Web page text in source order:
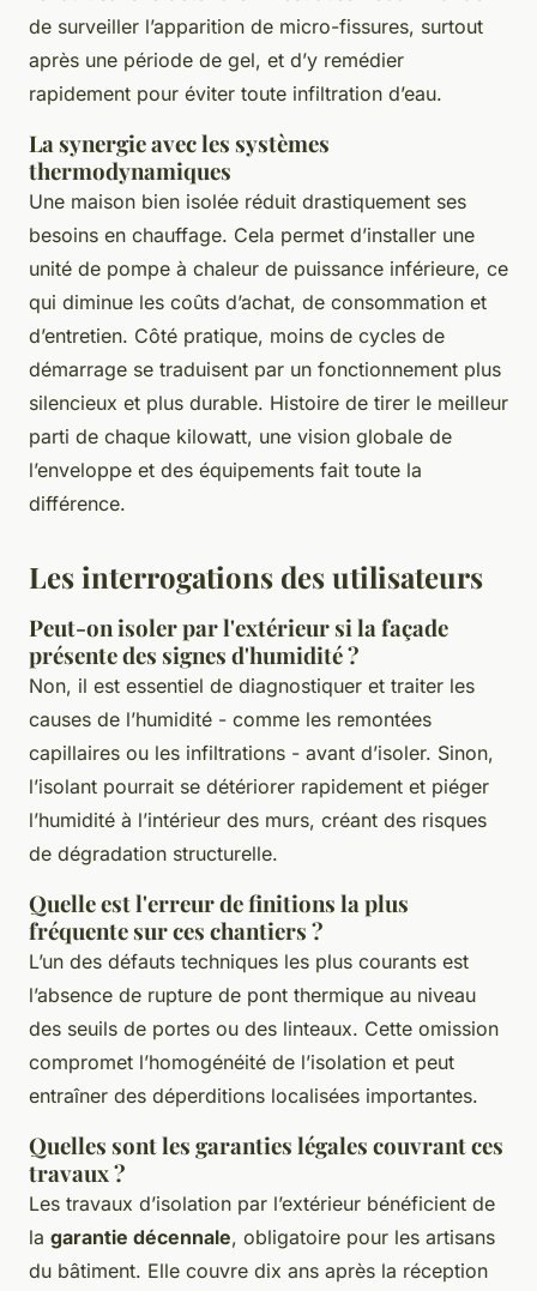
de surveiller l’apparition de micro-fissures, surtout
après une période de gel, et d’y remédier
rapidement pour éviter toute infiltration d’eau.
La synergie avec les systèmes
thermodynamiques
Une maison bien isolée réduit drastiquement ses
besoins en chauffage. Cela permet d’installer une
unité de pompe à chaleur de puissance inférieure, ce
qui diminue les coûts d’achat, de consommation et
d’entretien. Côté pratique, moins de cycles de
démarrage se traduisent par un fonctionnement plus
silencieux et plus durable. Histoire de tirer le meilleur
parti de chaque kilowatt, une vision globale de
l’enveloppe et des équipements fait toute la
différence.
Les interrogations des utilisateurs
Peut-on isoler par l'extérieur si la façade
présente des signes d'humidité ?
Non, il est essentiel de diagnostiquer et traiter les
causes de l’humidité - comme les remontées
capillaires ou les infiltrations - avant d’isoler. Sinon,
l’isolant pourrait se détériorer rapidement et piéger
l’humidité à l’intérieur des murs, créant des risques
de dégradation structurelle.
Quelle est l'erreur de finitions la plus
fréquente sur ces chantiers ?
L’un des défauts techniques les plus courants est
l’absence de rupture de pont thermique au niveau
des seuils de portes ou des linteaux. Cette omission
compromet l’homogénéité de l’isolation et peut
entraîner des déperditions localisées importantes.
Quelles sont les garanties légales couvrant ces
travaux ?
Les travaux d’isolation par l’extérieur bénéficient de
la garantie décennale, obligatoire pour les artisans
du bâtiment. Elle couvre dix ans après la réception